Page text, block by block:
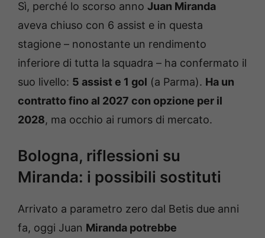
Sì, perché lo scorso anno Juan Miranda
aveva chiuso con 6 assist e in questa
stagione – nonostante un rendimento
inferiore di tutta la squadra – ha confermato il
suo livello: 5 assist e 1 gol (a Parma). Ha un
contratto fino al 2027 con opzione per il
2028, ma occhio ai rumors di mercato.
Bologna, riflessioni su
Miranda: i possibili sostituti
Arrivato a parametro zero dal Betis due anni
fa, oggi Juan Miranda potrebbe